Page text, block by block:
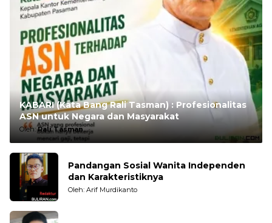
KABARI (Kata Bang Rali Tasman) : Profesionalitas
ASN untuk Negara dan Masyarakat
Oleh:Rali Tasman
Pandangan Sosial Wanita Independen
dan Karakteristiknya
Oleh: Arif Murdikanto